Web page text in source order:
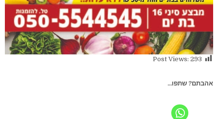
Post Views: 293
אהבתם? שתפו...